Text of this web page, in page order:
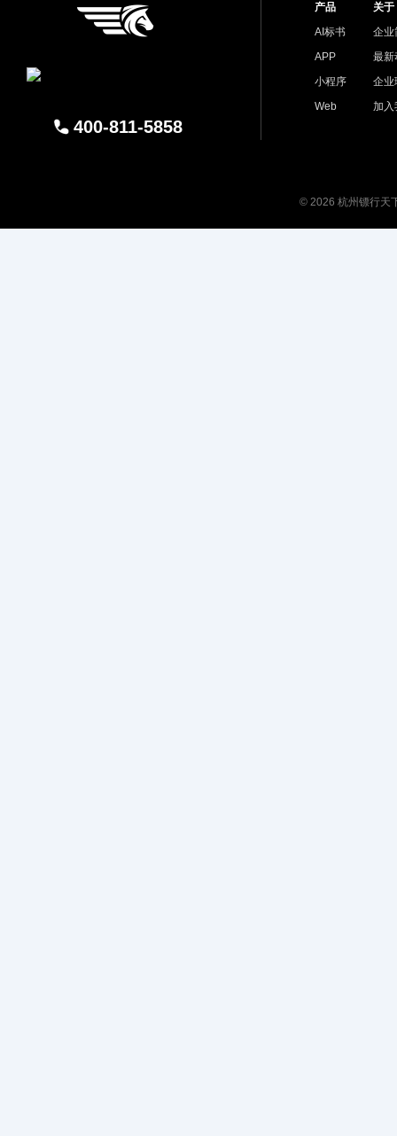
400-811-5858
产品
AI标书
APP
小程序
Web
关于
企业
最新
企业
加入
© 2026 杭州镖行天